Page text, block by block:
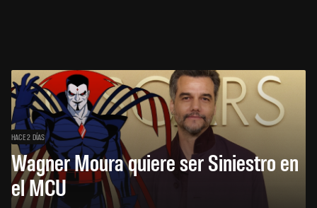
HACE 2 DÍAS
Wagner Moura quiere ser Siniestro en
el MCU